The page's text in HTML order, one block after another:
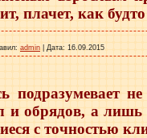
плачет, как
admin Дата: 16.09.2015
подразумевает
и обрядов, а
с точностью